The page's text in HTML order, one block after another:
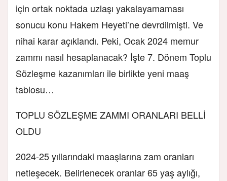
için ortak noktada uzlaşı yakalayamaması
sonucu konu Hakem Heyeti’ne devrdilmişti. Ve
nihai karar açıklandı. Peki, Ocak 2024 memur
zammı nasıl hesaplanacak? İşte 7. Dönem Toplu
Sözleşme kazanımları ile birlikte yeni maaş
tablosu…
TOPLU SÖZLEŞME ZAMMI ORANLARI BELLİ
OLDU
2024-25 yıllarındaki maaşlarına zam oranları
netleşecek. Belirlenecek oranlar 65 yaş aylığı,